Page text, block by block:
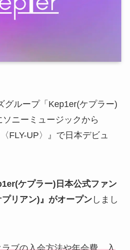
グループ「Kep1er(ケプラー)
ニーミュージックから
FLY-UP〉』で日本デビュ
ケプラー)日本公式ファン
プリアン)』がオープンしまし
ブの入会方法や年会費、入